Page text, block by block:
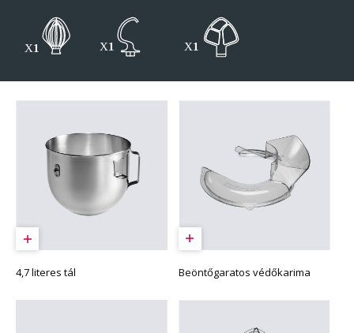
4,7 literes tál Beöntőgaratos védőkarima